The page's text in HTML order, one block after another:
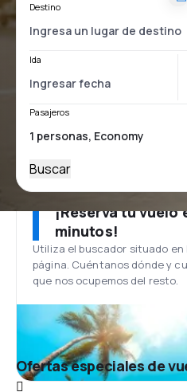
Destino
Ida
Pasajeros
Buscar
¡Reserva tu vuelo
minutos!
Utiliza el buscador situado en
página. Cuéntanos dónde y
que nos ocupemos del resto.
Ofertas especiales de